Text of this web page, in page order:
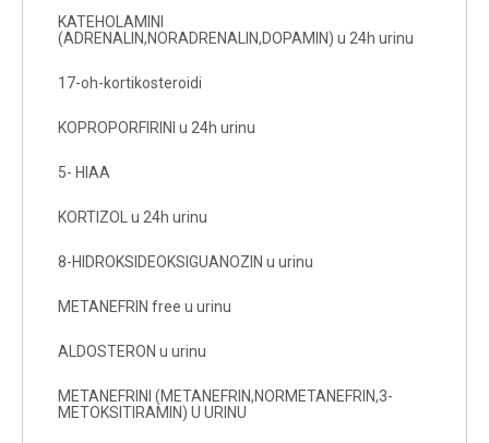
KATEHOLAMINI
(ADRENALIN,NORADRENALIN,DOPAMIN) u 24h urinu
17-oh-kortikosteroidi
KOPROPORFIRINI u 24h urinu
5- HIAA
KORTIZOL u 24h urinu
8-HIDROKSIDEOKSIGUANOZIN u urinu
METANEFRIN free u urinu
ALDOSTERON u urinu
METANEFRINI (METANEFRIN,NORMETANEFRIN,3-
METOKSITIRAMIN) U URINU